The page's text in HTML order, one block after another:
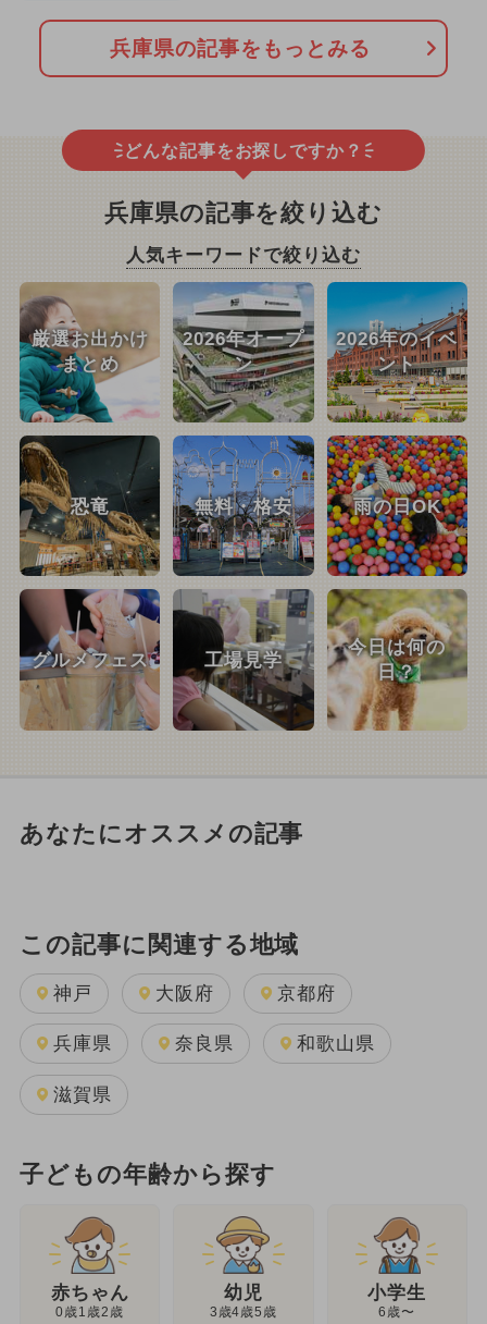
兵庫県の記事をもっとみる
どんな記事をお探しですか？
兵庫県の記事を絞り込む
人気キーワードで絞り込む
厳選お出かけ
まとめ
2026年オープ
ン
2026年のイベ
ント
恐竜 無料・格安 雨の日OK
グルメフェス 工場見学
今日は何の
日？
あなたにオススメの記事
この記事に関連する地域
神戸 大阪府 京都府
兵庫県 奈良県 和歌山県
滋賀県
子どもの年齢から探す
赤ちゃん
0歳1歳2歳
幼児
3歳4歳5歳
小学生
6歳〜